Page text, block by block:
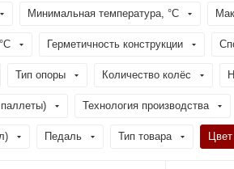
Минимальная температура, °C
Герметичность конструкции
Тип опоры Количество колёс
Технология производства
Педаль Тип товара Цвет